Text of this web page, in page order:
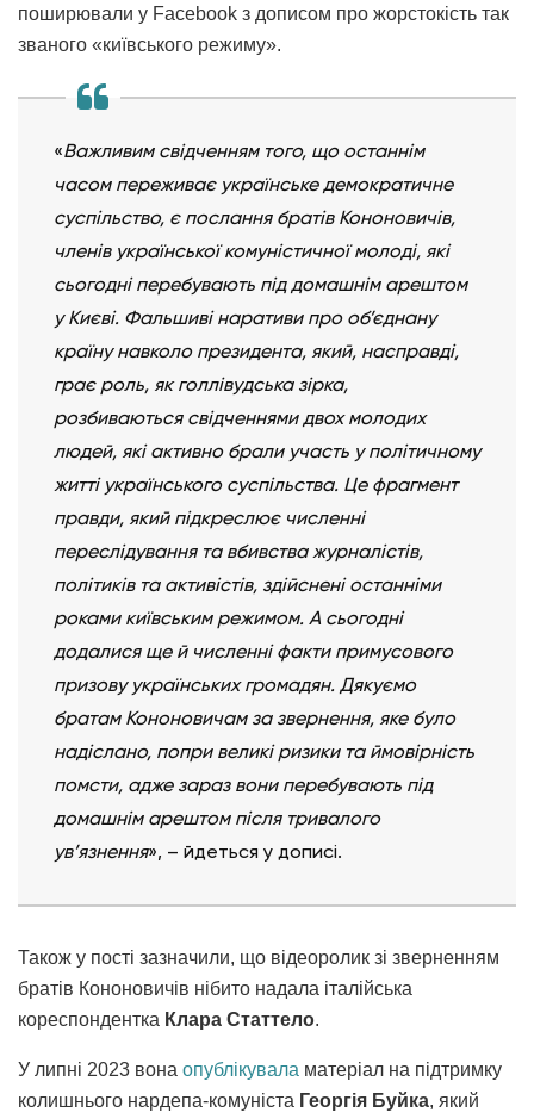
поширювали у Facebook з дописом про жорстокість так
званого «київського режиму».
«Важливим свідченням того, що останнім
часом переживає українське демократичне
суспільство, є послання братів Кононовичів,
членів української комуністичної молоді, які
сьогодні перебувають під домашнім арештом
у Києві. Фальшиві наративи про об’єднану
країну навколо президента, який, насправді,
грає роль, як голлівудська зірка,
розбиваються свідченнями двох молодих
людей, які активно брали участь у політичному
житті українського суспільства. Це фрагмент
правди, який підкреслює численні
переслідування та вбивства журналістів,
політиків та активістів, здійснені останніми
роками київським режимом. А сьогодні
додалися ще й численні факти примусового
призову українських громадян. Дякуємо
братам Кононовичам за звернення, яке було
надіслано, попри великі ризики та ймовірність
помсти, адже зараз вони перебувають під
домашнім арештом після тривалого
ув’язнення», – йдеться у дописі.
Також у пості зазначили, що відеоролик зі зверненням
братів Кононовичів нібито надала італійська
кореспондентка Клара Статтело.
У липні 2023 вона опублікувала матеріал на підтримку
колишнього нардепа-комуніста Георгія Буйка, який